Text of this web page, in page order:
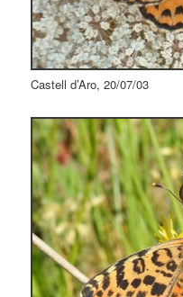
Castell d’Aro, 20/07/03